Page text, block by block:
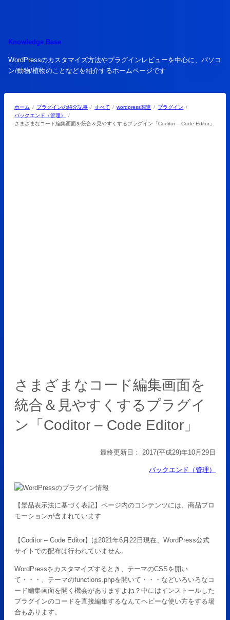
ス
ッ
プ
Knowledge Base
WordPressのカスタマイズ方法やプラグインレビューを中心に、パソコ
ン/動物/植物のことなどを紹介するホームページです
ホーム プラグインの紹介記事 すべて wordpress関連
プラグイン
バックエンド（管理）
さまざまなコード編集画面を統合＆見やすくするプラグイン「Coditor – Code Editor」
さまざまなコード編集画面を
統合＆見やすくするプラグイ
ン「Coditor – Code Editor」
最終更新日： 2017(平成29)年10月29日
バックエンド（管理）
【景品表示法に基づく表記】ページ内のコンテンツには、商品プロ
モーションが含まれています
【Coditor – Code Editor】は2021年6月22日現在、WordPress公式
サイトでの配布は行われていません。
WordPressをカスタマイズするとき、テーマのCSSを開い
て・・・、テーマのfunctions.phpを開いて・・・などいろいろなコ
ード編集画面を開く機会がありますよね？中にはインストールした
プラグインのコードを直接編集するなんてヘビーな使い方をする場
合もあります。